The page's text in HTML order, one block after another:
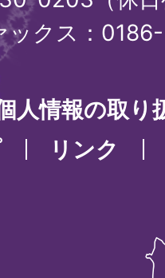
ックス：
人情報の取り
リンク